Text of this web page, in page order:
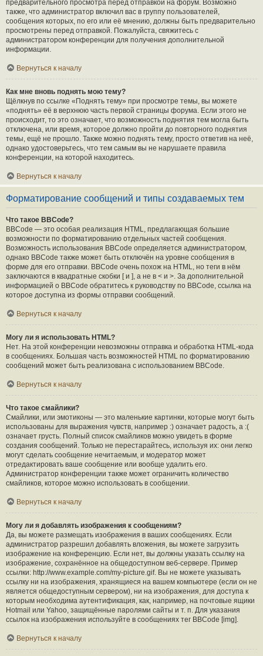
предварительного просмотра перед отправкой на форум. Возможно
также, что администратор включил вас в группу пользователей,
сообщения которых, по его или её мнению, должны быть предварительно
просмотрены перед отправкой. Пожалуйста, свяжитесь с
администратором конференции для получения дополнительной
информации.
Вернуться к началу
Как мне вновь поднять мою тему?
Щёлкнув по ссылке «Поднять тему» при просмотре темы, вы можете
«поднять» её в верхнюю часть первой страницы форума. Если этого не
происходит, то это означает, что возможность поднятия тем могла быть
отключена, или время, которое должно пройти до повторного поднятия
темы, ещё не прошло. Также можно поднять тему, просто ответив на неё,
однако удостоверьтесь, что тем самым вы не нарушаете правила
конференции, на которой находитесь.
Вернуться к началу
Форматирование сообщений и типы создаваемых тем
Что такое BBCode?
BBCode — это особая реализация HTML, предлагающая большие
возможности по форматированию отдельных частей сообщения.
Возможность использования BBCode определяется администратором,
однако BBCode также может быть отключён на уровне сообщения в
форме для его отправки. BBCode очень похож на HTML, но теги в нём
заключаются в квадратные скобки [ и ], а не в < и >. За дополнительной
информацией о BBCode обратитесь к руководству по BBCode, ссылка на
которое доступна из формы отправки сообщений.
Вернуться к началу
Могу ли я использовать HTML?
Нет. На этой конференции невозможны отправка и обработка HTML-кода
в сообщениях. Большая часть возможностей HTML по форматированию
сообщений может быть реализована с использованием BBCode.
Вернуться к началу
Что такое смайлики?
Смайлики, или эмотиконы — это маленькие картинки, которые могут быть
использованы для выражения чувств, например :) означает радость, а :(
означает грусть. Полный список смайликов можно увидеть в форме
создания сообщений. Только не перестарайтесь, используя их: они легко
могут сделать сообщение нечитаемым, и модератор может
отредактировать ваше сообщение или вообще удалить его.
Администратор конференции также может ограничить количество
смайликов, которое можно использовать в сообщении.
Вернуться к началу
Могу ли я добавлять изображения к сообщениям?
Да, вы можете размещать изображения в ваших сообщениях. Если
администратор разрешил добавлять вложения, вы можете загрузить
изображение на конференцию. Если нет, вы должны указать ссылку на
изображение, сохранённое на общедоступном веб-сервере. Пример
ссылки: http://www.example.com/my-picture.gif. Вы не можете указывать
ссылку ни на изображения, хранящиеся на вашем компьютере (если он не
является общедоступным сервером), ни на изображения, для доступа к
которым необходима аутентификация, как, например, на почтовые ящики
Hotmail или Yahoo, защищённые паролями сайты и т. п. Для указания
ссылок на изображения используйте в сообщениях тег BBCode [img].
Вернуться к началу